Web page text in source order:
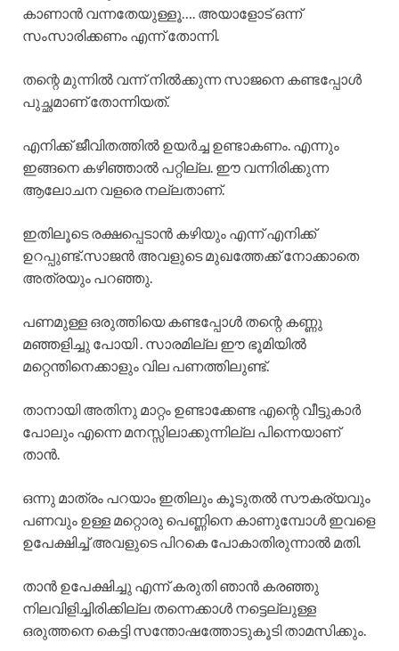
കാണാൻ വന്നതേയുള്ളൂ…. അയാളോട് ഒന്ന്
സംസാരിക്കണം എന്ന് തോന്നി.
തന്റെ മുന്നിൽ വന്ന് നിൽക്കുന്ന സാജനെ കണ്ടപ്പോൾ
പുച്ഛമാണ് തോന്നിയത്.
എനിക്ക് ജീവിതത്തിൽ ഉയർച്ച ഉണ്ടാകണം. എന്നും
ഇങ്ങനെ കഴിഞ്ഞാൽ പറ്റില്ല. ഈ വന്നിരിക്കുന്ന
ആലോചന വളരെ നല്ലതാണ്.
ഇതിലൂടെ രക്ഷപ്പെടാൻ കഴിയും എന്ന് എനിക്ക്
ഉറപ്പുണ്ട്.സാജൻ അവളുടെ മുഖത്തേക്ക് നോക്കാതെ
അത്രയും പറഞ്ഞു.
പണമുള്ള ഒരുത്തിയെ കണ്ടപ്പോൾ തന്റെ കണ്ണു
മഞ്ഞളിച്ചു പോയി . സാരമില്ല ഈ ഭൂമിയിൽ
മറ്റെന്തിനെക്കാളും വില പണത്തിലുണ്ട്.
താനായി അതിനു മാറ്റം ഉണ്ടാക്കേണ്ട എന്റെ വീട്ടുകാർ
പോലും എന്നെ മനസ്സിലാക്കുന്നില്ല പിന്നെയാണ്
താൻ.
ഒന്നു മാത്രം പറയാം ഇതിലും കൂടുതൽ സൗകര്യവും
പണവും ഉള്ള മറ്റൊരു പെണ്ണിനെ കാണുമ്പോൾ ഇവളെ
ഉപേക്ഷിച്ച് അവളുടെ പിറകെ പോകാതിരുന്നാൽ മതി.
താൻ ഉപേക്ഷിച്ചു എന്ന് കരുതി ഞാൻ കരഞ്ഞു
നിലവിളിച്ചിരിക്കില്ല തന്നെക്കാൾ നട്ടെല്ലുള്ള
ഒരുത്തനെ കെട്ടി സന്തോഷത്തോടുകൂടി താമസിക്കും.